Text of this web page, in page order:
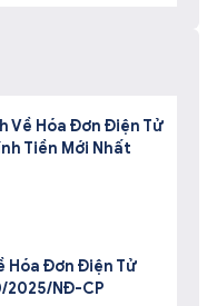
Về Hóa Đơn Điện Tử
Tiền Mới Nhất
Hóa Đơn Điện Tử
2025/NĐ-CP